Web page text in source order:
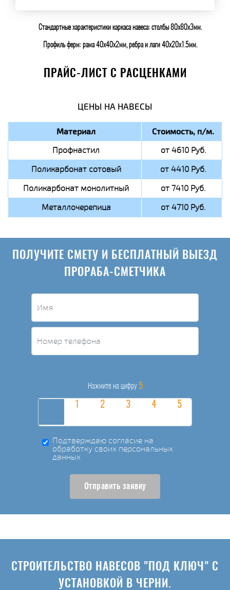
Стандартные характеристики каркаса навеса: столбы 80х80х3мм.
Профиль ферм: рама 40х40х2мм, ребра и лаги 40х20х1.5мм.
ПРАЙС-ЛИСТ С РАСЦЕНКАМИ
ЦЕНЫ НА НАВЕСЫ
Материал Стоимость, п/м.
Профнастил
от 4610 Руб.
Поликарбонат сотовый
от 4410 Руб.
Поликарбонат монолитный
от 7410 Руб.
Металлочерепица
от 4710 Руб.
ПОЛУЧИТЕ СМЕТУ И БЕСПЛАТНЫЙ ВЫЕЗД
ПРОРАБА-СМЕТЧИКА
Нажмите на цифру 5
Подтверждаю согласие на
обработку своих персональных
данных
Отправить заявку
СТРОИТЕЛЬСТВО НАВЕСОВ "ПОД КЛЮЧ" С
УСТАНОВКОЙ В ЧЕРНИ.